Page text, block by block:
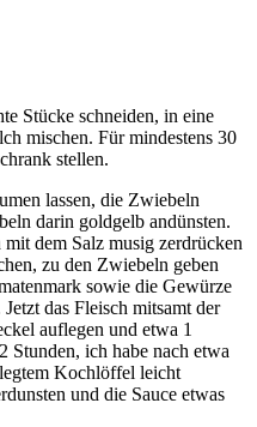
Stücke schneiden, in eine
mischen. Für mindestens 30
stellen.
lassen, die Zwiebeln
darin goldgelb andünsten.
dem Salz musig zerdrücken
zu den Zwiebeln geben
sowie die Gewürze
das Fleisch mitsamt der
auflegen und etwa 1
Stunden, ich habe nach etwa
Kochlöffel leicht
und die Sauce etwas